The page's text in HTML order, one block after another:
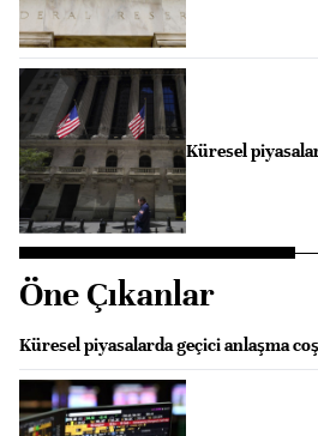
Küresel
Öne Çıkanlar
Küresel piyasalarda geçici anlaşma